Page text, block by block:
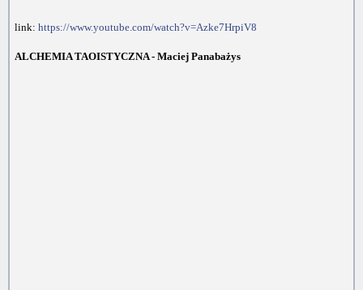
link: https://www.youtube.com/watch?v=Azke7HrpiV8
ALCHEMIA TAOISTYCZNA - Maciej Panabażys